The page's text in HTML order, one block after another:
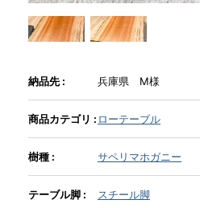
MOKUBA CHANNEL
よくあるご質問
お問い合わせ
納品先 : 兵庫県 M様
商品カテゴリ : ローテーブル
樹種 : サペリマホガニー
テーブル脚 : スチール脚